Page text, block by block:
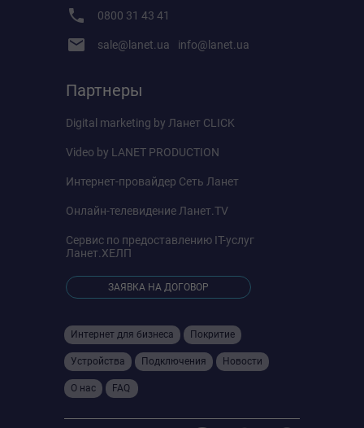
IPv4
Динамический IP
PPPoE
PPTP
Поддержка IPTV
Отслеживание IGMP
Отметьте VLAN
114 × 110 × 110 мм
Сертификаты
CE, FCC, IC, RoHS, JPA, JRF, VCCI
Интернет для бизнеса Покритие
Устройства Подключения Новости
О нас FAQ
0800 31 43 41
sale@lanet.ua info@lanet.ua
Партнеры
Digital marketing by Ланет CLICK
Video by LANET PRODUCTION
Интернет-провайдер Сеть Ланет
Онлайн-телевидение Ланет.TV
Сервис по предоставлению IT-услуг
Ланет.ХЕЛП
ЗАЯВКА НА ДОГОВОР